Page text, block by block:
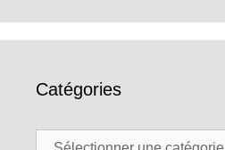
Catégories
Catégories